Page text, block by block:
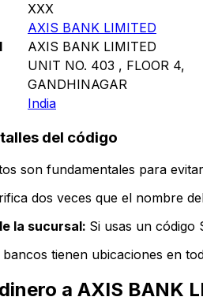
XXX
AXIS BANK LIMITED
AXIS BANK LIMITED
UNIT NO. 403 , FLOOR 4,
GANDHINAGAR
India
del código
son fundamentales para
dos veces que el nombre
la sucursal: Si usas un código
bancos tienen ubicaciones en
a AXIS BANK